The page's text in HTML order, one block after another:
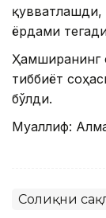
қувватлашди,
ёрдами
Ҳамширанинг
тиббиёт
бўлди.
Муаллиф:
Соғлиқни